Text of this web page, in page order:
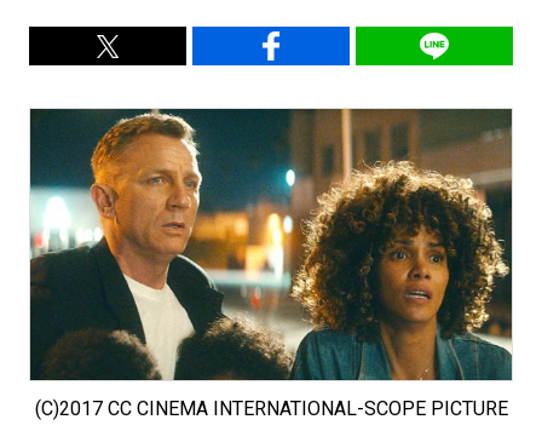
(C)2017 CC CINEMA INTERNATIONAL-SCOPE PICTURE